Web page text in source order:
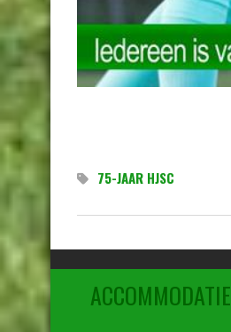
75-JAAR HJSC
ACCOMMODATIE